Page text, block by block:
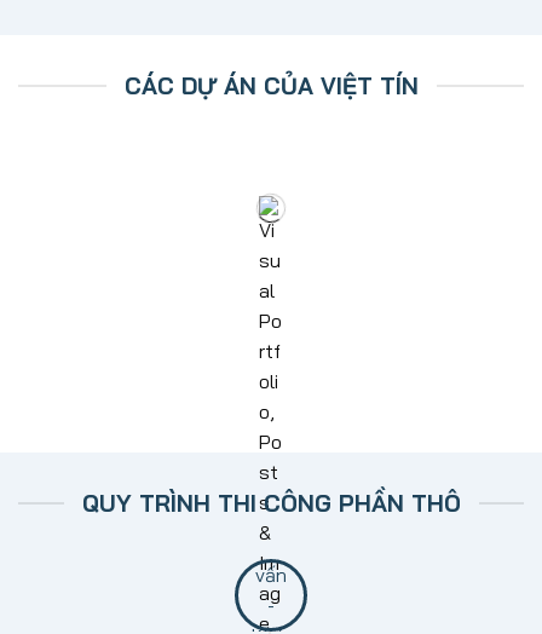
CÁC DỰ ÁN CỦA VIỆT TÍN
QUY TRÌNH THI CÔNG PHẦN THÔ